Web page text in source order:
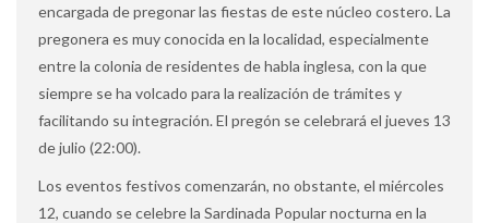
encargada de pregonar las fiestas de este núcleo costero. La
pregonera es muy conocida en la localidad, especialmente
entre la colonia de residentes de habla inglesa, con la que
siempre se ha volcado para la realización de trámites y
facilitando su integración. El pregón se celebrará el jueves 13
de julio (22:00).
Los eventos festivos comenzarán, no obstante, el miércoles
12, cuando se celebre la Sardinada Popular nocturna en la